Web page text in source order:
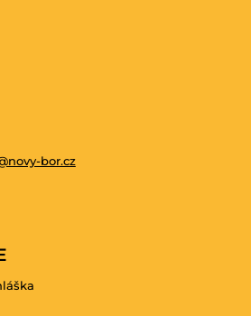
bor.cz